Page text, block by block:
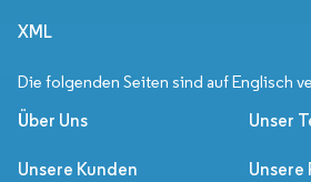
XML
Die folgenden Seiten sind auf Englisch
Über Uns Unser
Unsere Kunden Unsere